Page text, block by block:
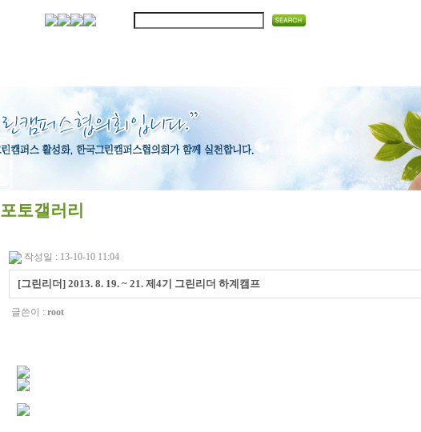
포토갤러리
작성일 : 13-10-10 11:04
[그린리더] 2013. 8. 19. ~ 21. 제4기 그린리더 하계캠프
글쓴이 : root